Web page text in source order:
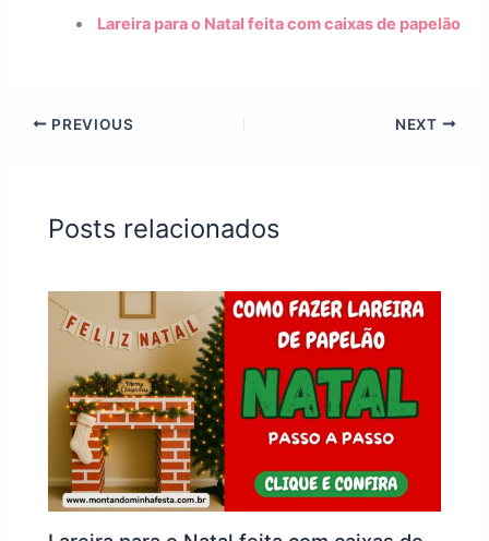
Lareira para o Natal feita com caixas de papelão
PREVIOUS NEXT
Posts relacionados